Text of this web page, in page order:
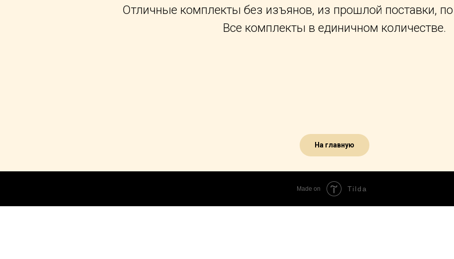
Отличные комплекты без изъянов, из прошлой поставки,
Все комплекты в единичном количестве.
На главную
Made on Tilda